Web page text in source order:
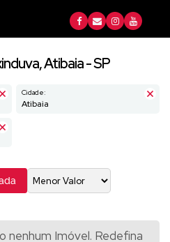
Atibaia - SP
Cidade:
Atibaia
nenhum Imóvel. Redefina